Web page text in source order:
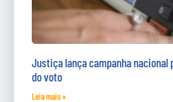
Justiça lança campanha nacional
do voto
Leia mais »